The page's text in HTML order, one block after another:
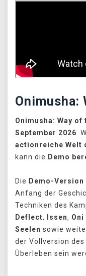
Onimusha:
Onimusha: Way of
September 2026 .
actionreiche Welt
kann die Demo
Die Demo-Version
Anfang der
Techniken des
Deflect, Issen,
Seelen sowie
der Vollversion
Überleben sein